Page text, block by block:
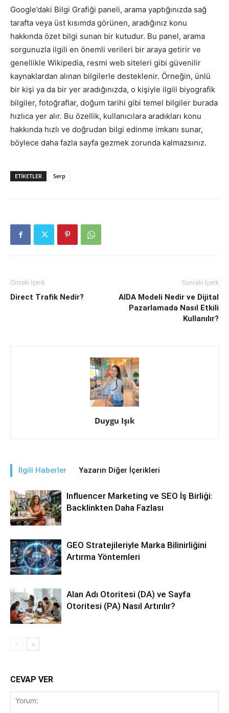
Google’daki Bilgi Grafiği paneli, arama yaptığınızda sağ
tarafta veya üst kısımda görünen, aradığınız konu
hakkında özet bilgi sunan bir kutudur. Bu panel, arama
sorgunuzla ilgili en önemli verileri bir araya getirir ve
genellikle Wikipedia, resmi web siteleri gibi güvenilir
kaynaklardan alınan bilgilerle desteklenir. Örneğin, ünlü
bir kişi ya da bir yer aradığınızda, o kişiyle ilgili biyografik
bilgiler, fotoğraflar, doğum tarihi gibi temel bilgiler burada
hızlıca yer alır. Bu özellik, kullanıcılara aradıkları konu
hakkında hızlı ve doğrudan bilgi edinme imkanı sunar,
böylece daha fazla sayfa gezmek zorunda kalmazsınız.
ETIKETLER Serp
Önceki İçerik
Direct Trafik Nedir?
Sonraki İçerik
AIDA Modeli Nedir ve Dijital
Pazarlamada Nasıl Etkili
Kullanılır?
Duygu Işık
İlgili Haberler Yazarın Diğer İçerikleri
Influencer Marketing ve SEO İş Birliği:
Backlinkten Daha Fazlası
GEO Stratejileriyle Marka Bilinirliğini
Artırma Yöntemleri
Alan Adı Otoritesi (DA) ve Sayfa
Otoritesi (PA) Nasıl Artırılır?
CEVAP VER